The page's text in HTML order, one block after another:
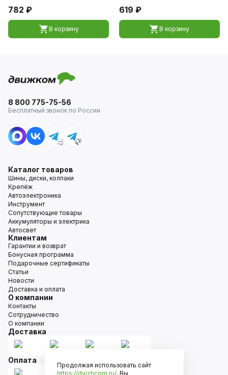
782 ₽
В корзину
619 ₽
В корзину
8 800 775-75-56
Бесплатный звонок по России
Каталог товаров
Шины, диски, колпаки
Крепёж
Автоэлектроника
Инструмент
Сопутствующие товары
Аккумуляторы и электрика
Автосвет
Клиентам
Гарантии и возврат
Бонусная программа
Подарочные сертификаты
Статьи
Новости
Доставка и оплата
О компании
Контакты
Сотрудничество
О компании
Доставка
Оплата
Продолжая использовать сайт
https://dvizhcom.ru/, Вы